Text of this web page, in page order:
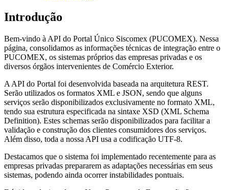
Introdução
Bem-vindo à API do Portal Único Siscomex (PUCOMEX). Nessa
página, consolidamos as informações técnicas de integração entre o
PUCOMEX, os sistemas próprios das empresas privadas e os
diversos órgãos intervenientes de Comércio Exterior.
A API do Portal foi desenvolvida baseada na arquitetura REST.
Serão utilizados os formatos XML e JSON, sendo que alguns
serviços serão disponibilizados exclusivamente no formato XML,
tendo sua estrutura especificada na sintaxe XSD (XML Schema
Definition). Estes schemas serão disponibilizados para facilitar a
validação e construção dos clientes consumidores dos serviços.
Além disso, toda a nossa API usa a codificação UTF-8.
Destacamos que o sistema foi implementado recentemente para as
empresas privadas prepararem as adaptações necessárias em seus
sistemas, podendo ainda ocorrer instabilidades pontuais.